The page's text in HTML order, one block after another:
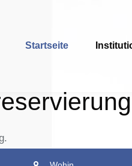
Startseite